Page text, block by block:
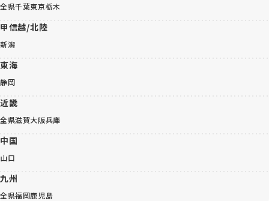
全県千葉東京栃木
甲信越/北陸
新潟
東海
静岡
近畿
全県滋賀大阪兵庫
中国
山口
九州
全県福岡鹿児島